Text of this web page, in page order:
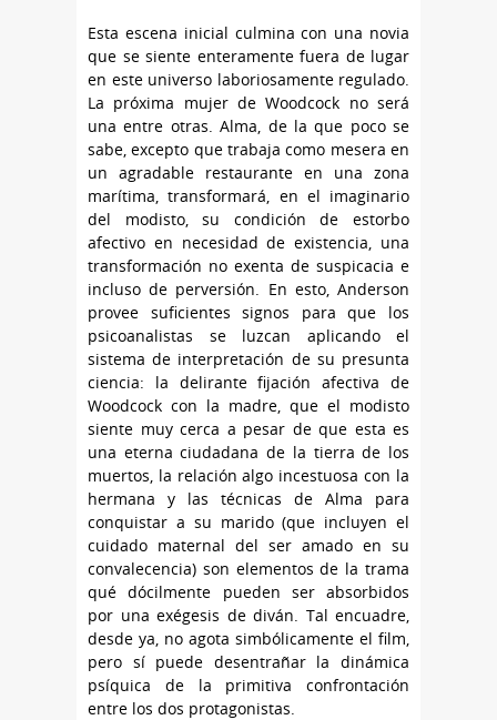
Esta escena inicial culmina con una novia
que se siente enteramente fuera de lugar
en este universo laboriosamente regulado.
La próxima mujer de Woodcock no será
una entre otras. Alma, de la que poco se
sabe, excepto que trabaja como mesera en
un agradable restaurante en una zona
marítima, transformará, en el imaginario
del modisto, su condición de estorbo
afectivo en necesidad de existencia, una
transformación no exenta de suspicacia e
incluso de perversión. En esto, Anderson
provee suficientes signos para que los
psicoanalistas se luzcan aplicando el
sistema de interpretación de su presunta
ciencia: la delirante fijación afectiva de
Woodcock con la madre, que el modisto
siente muy cerca a pesar de que esta es
una eterna ciudadana de la tierra de los
muertos, la relación algo incestuosa con la
hermana y las técnicas de Alma para
conquistar a su marido (que incluyen el
cuidado maternal del ser amado en su
convalecencia) son elementos de la trama
qué dócilmente pueden ser absorbidos
por una exégesis de diván. Tal encuadre,
desde ya, no agota simbólicamente el film,
pero sí puede desentrañar la dinámica
psíquica de la primitiva confrontación
entre los dos protagonistas.